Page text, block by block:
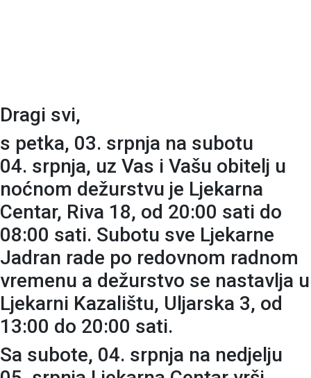
Dragi svi,
s petka, 03. srpnja na subotu
04. srpnja, uz Vas i Vašu obitelj u
noćnom dežurstvu je Ljekarna
Centar, Riva 18, od 20:00 sati do
08:00 sati. Subotu sve Ljekarne
Jadran rade po redovnom radnom
vremenu a dežurstvo se nastavlja u
Ljekarni Kazalištu, Uljarska 3, od
13:00 do 20:00 sati.
Sa subote, 04. srpnja na nedjelju